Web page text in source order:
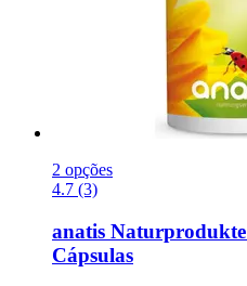
2 opções
4.7 (3)
anatis Naturprodukte
Cápsulas